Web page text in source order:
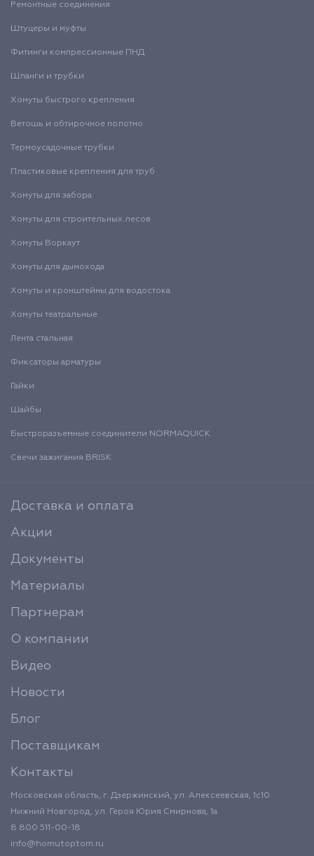
Ремонтные соединения
Штуцеры и муфты
Фитинги компрессионные ПНД
Шланги и трубки
Хомуты быстрого крепления
Ветошь и обтирочное полотно
Термоусадочные трубки
Пластиковые крепления для труб
Хомуты для забора
Хомуты для строительных лесов
Хомуты Воркаут
Хомуты для дымохода
Хомуты и кронштейны для водостока
Хомуты театральные
Лента стальная
Фиксаторы арматуры
Гайки
Шайбы
Быстроразъемные соединители NORMAQUICK
Свечи зажигания BRISK
Доставка и оплата
Акции
Документы
Материалы
Партнерам
О компании
Видео
Новости
Блог
Поставщикам
Контакты
Московская область, г. Дзержинский, ул. Алексеевская, 1с10
Нижний Новгород, ул. Героя Юрия Смирнова, 1а
8 800 511-00-18
info@homutoptom.ru